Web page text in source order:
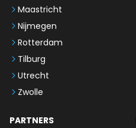
Maastricht
Nijmegen
Rotterdam
Tilburg
Utrecht
Zwolle
PARTNERS